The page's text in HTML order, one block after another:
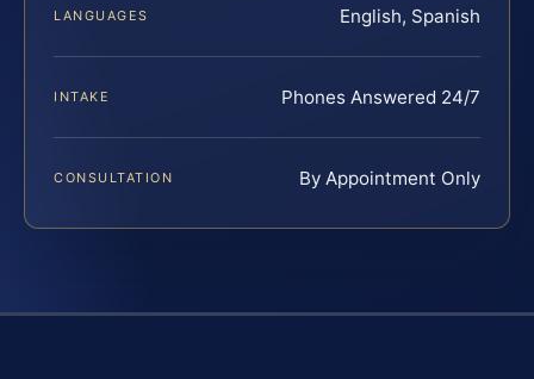
LANGUAGES English, Spanish
INTAKE Phones Answered 24/7
CONSULTATION By Appointment Only